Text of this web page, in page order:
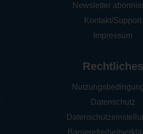
Newsletter
Kontakt/Support
Impressum
Rechtliches
Datenschutz